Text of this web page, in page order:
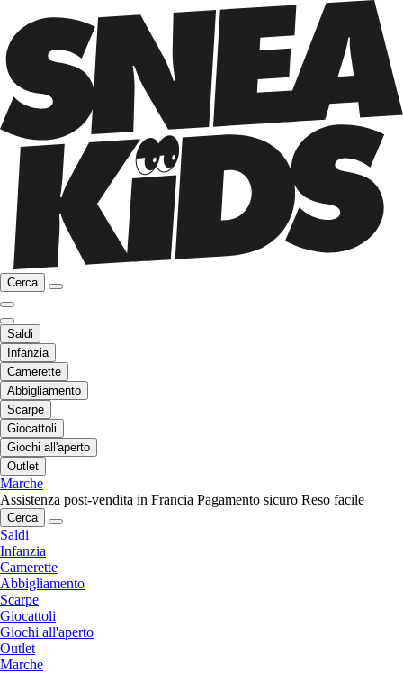
Cerca
Saldi
Infanzia
Camerette
Abbigliamento
Scarpe
Giocattoli
Giochi all'aperto
Outlet
Marche
Assistenza post-vendita in Francia Pagamento sicuro Reso facile
Cerca
Saldi
Infanzia
Camerette
Abbigliamento
Scarpe
Giocattoli
Giochi all'aperto
Outlet
Marche